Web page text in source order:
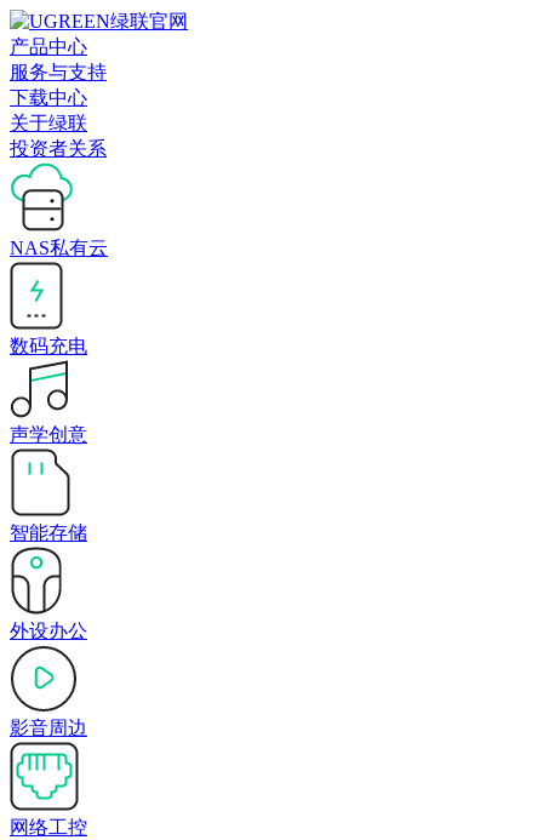
产品中心
服务与支持
下载中心
关于绿联
投资者关系
NAS私有云
数码充电
声学创意
智能存储
外设办公
影音周边
网络工控